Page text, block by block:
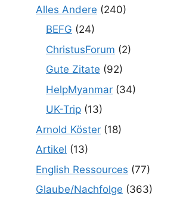
Alles Andere (240)
BEFG (24)
ChristusForum (2)
Gute Zitate (92)
HelpMyanmar (34)
UK-Trip (13)
Arnold Köster (18)
Artikel (13)
English Ressources (77)
Glaube/Nachfolge (363)